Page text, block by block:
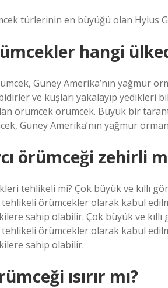
türlerinin en büyüğü olan Hylus
hangi
Güney Amerika’nın yağmur
ve kuşları yakalayıp yedikleri
örümcek örümcek. Büyük bir
Güney Amerika’nın yağmur
örümceği zehirli
tehlikeli mi? Çok büyük ve kıllı
örümcekler olarak kabul
sahip olabilir. Çok büyük ve
örümcekler olarak kabul
sahip olabilir.
ısırır mı?